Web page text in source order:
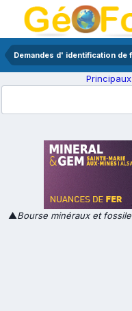
Demandes d' identification de
▲Bourse minéraux et